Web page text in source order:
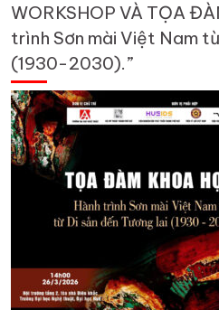
WORKSHOP VÀ TỌA
trình Sơn mài Việt Nam
(1930-2030).”